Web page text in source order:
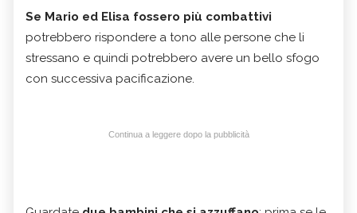
Se Mario ed Elisa fossero più combattivi
potrebbero rispondere a tono alle persone che li
stressano e quindi potrebbero avere un bello sfogo
con successiva pacificazione.
Continua a leggere dopo la pubblicità